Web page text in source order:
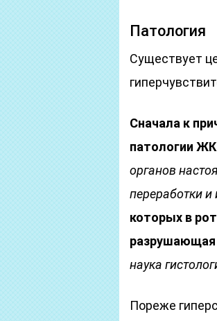
Патология
Существует
Сначала к
патологии
органов
переработки
которых в
разрушающая
наука
Пореже